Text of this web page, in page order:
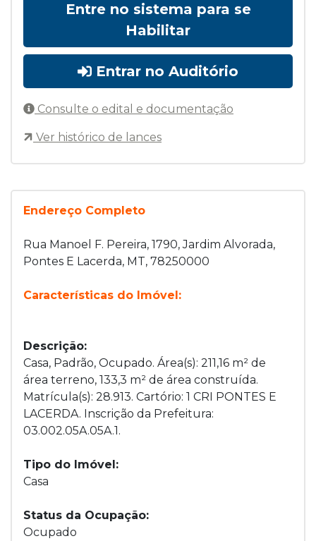
Endereço Completo
Rua Manoel F. Pereira, 1790, Jardim Alvorada,
Pontes E Lacerda, MT, 78250000
Características do Imóvel:
Descrição:
Casa, Padrão, Ocupado. Área(s): 211,16 m² de
área terreno, 133,3 m² de área construída.
Matrícula(s): 28.913. Cartório: 1 CRI PONTES E
LACERDA. Inscrição da Prefeitura:
03.002.05A.05A.1.
Tipo do Imóvel:
Casa
Status da Ocupação:
Ocupado
Entre no sistema para se
Habilitar
Entrar no Auditório
Consulte o edital e documentação
Ver histórico de lances